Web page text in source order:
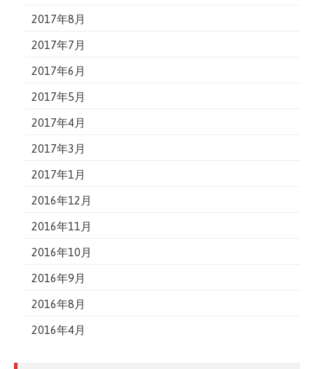
2017年8月
2017年7月
2017年6月
2017年5月
2017年4月
2017年3月
2017年1月
2016年12月
2016年11月
2016年10月
2016年9月
2016年8月
2016年4月